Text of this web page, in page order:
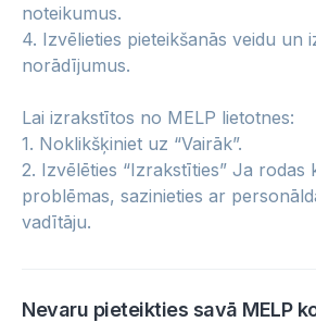
noteikumus.
4. Izvēlieties pieteikšanās veidu un
norādījumus.
Lai izrakstītos no MELP lietotnes:
1. Noklikšķiniet uz “Vairāk”.
2. Izvēlēties “Izrakstīties” Ja rodas
problēmas, sazinieties ar
vadītāju.
Nevaru pieteikties savā MELP